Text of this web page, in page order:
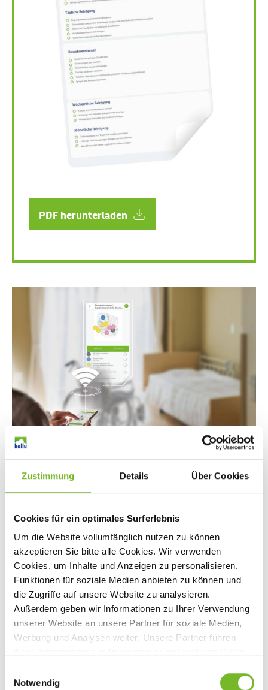
Zustimmung Details Über Cookies
Cookies für ein optimales Surferlebnis
Um die Website vollumfänglich nutzen zu können
akzeptieren Sie bitte alle Cookies. Wir verwenden
Cookies, um Inhalte und Anzeigen zu personalisieren,
Funktionen für soziale Medien anbieten zu können und
die Zugriffe auf unsere Website zu analysieren.
Außerdem geben wir Informationen zu Ihrer Verwendung
unserer Website an unsere Partner für soziale Medien,
Werbung und Analysen weiter. Unsere Partner führen
sie im Rahmen Ihrer Nutzung der Dienste gesammelt
Notwendig
PDF herunterladen
Checkliste digital: Mit NOA wird Prozesssicherheit deutlich erhöht:
Der digitale Prozessmanager bildet alle Aufgaben,
App Schritt für Schritt an und dokumentiert alle Tätigkeiten.
Welche drei Formen der
Hygiene gibt es?
Hygiene ist nicht gleich Hygiene! Grundsätzlich
unterscheidet man drei zentrale Formen:
Persönliche Hygiene – Maßnahmen wie